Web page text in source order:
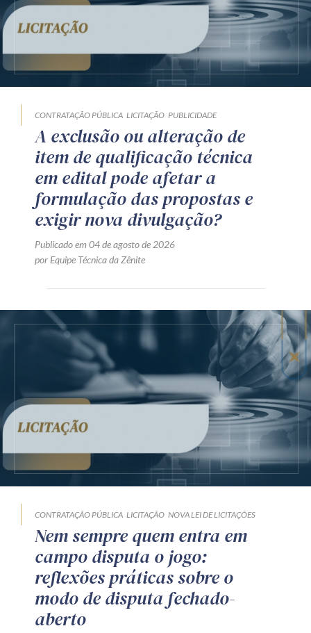
CONTRATAÇÃO PÚBLICA LICITAÇÃO PUBLICIDADE
A exclusão ou alteração de
item de qualificação técnica
em edital pode afetar a
formulação das propostas e
exigir nova divulgação?
Publicado em 04 de agosto de 2026
por Equipe Técnica da Zênite
CONTRATAÇÃO PÚBLICA LICITAÇÃO NOVA LEI DE LICITAÇÕES
Nem sempre quem entra em
campo disputa o jogo:
reflexões práticas sobre o
modo de disputa fechado-
aberto